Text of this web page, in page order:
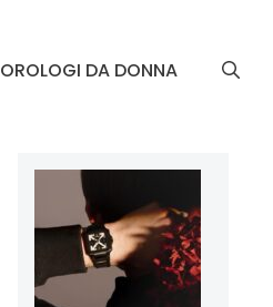
OROLOGI DA DONNA